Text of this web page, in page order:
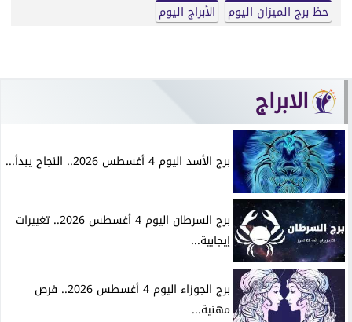
حظ برج الميزان اليوم
الأبراج اليوم
الابراج
برج الأسد اليوم 4 أغسطس 2026.. النجاح يبدأ...
برج السرطان اليوم 4 أغسطس 2026.. تغييرات
إيجابية...
برج الجوزاء اليوم 4 أغسطس 2026.. فرص
مهنية...